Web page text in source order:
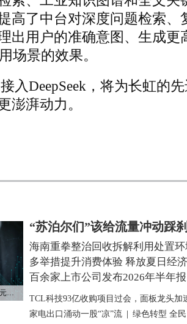
高了中台对深度问题检索、
出用户的准确意图、生成更
场景的效果。
入DeepSeek，将为长虹的
澎湃动力。
“国补”继续！第三批625亿元资金已下达
“苏泊尔们”该给流量冲动踩
海南重拳整治回收拆解利用处置
多举措提升消费体验 释放夏日经
百余家上市公司发布2026年半年报
TCL科技93亿收购项目过会，面板龙头加
家电出口涌动一股“凉”流
绿色转型 全